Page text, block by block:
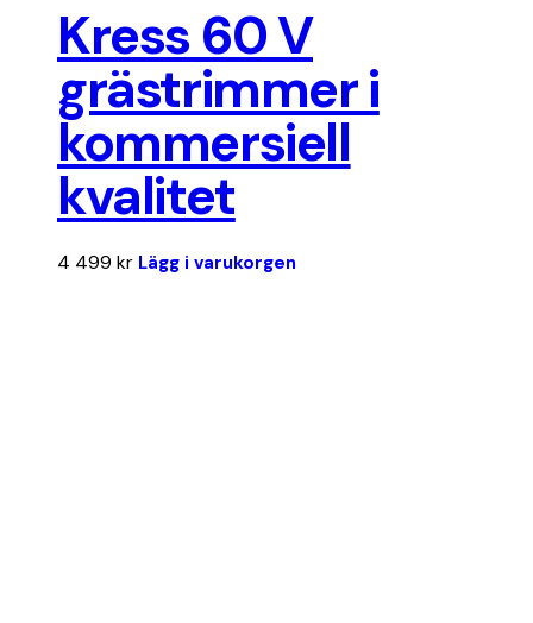
Kress 60 V
grästrimmer i
kommersiell
kvalitet
4 499 kr Lägg i varukorgen